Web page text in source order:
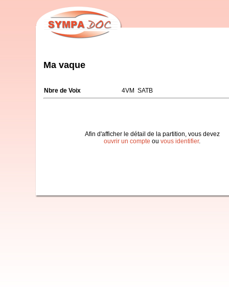
Ma vaque
Nbre de Voix 4VM SATB
Afin d'afficher le détail de la partition, vous devez
ouvrir un compte ou vous identifier.